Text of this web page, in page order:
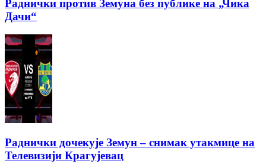
Раднички против Земуна без публике на „Чика
Дачи“
Раднички дочекује Земун – снимак утакмице на
Телевизији Крагујевац